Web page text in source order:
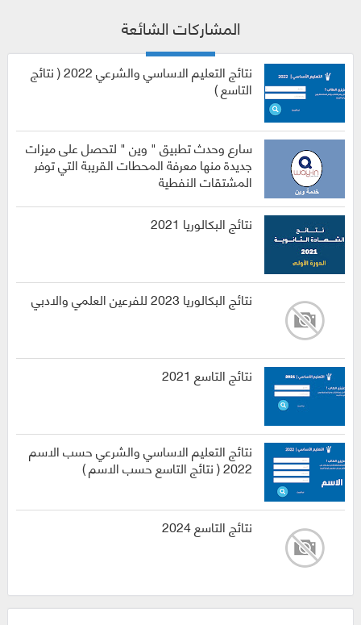
المشاركات الشائعة
نتائج التعليم الاساسي والشرعي 2022 ( نتائج
التاسع )
سارع وحدث تطبيق " وين " لتحصل على ميزات
جديدة منها معرفة المحطات القريبة التي توفر
المشتقات النفطية
نتائج البكالوريا 2021
نتائج البكالوريا 2023 للفرعين العلمي والادبي
نتائج التاسع 2021
نتائج التعليم الاساسي والشرعي حسب الاسم
2022 ( نتائج التاسع حسب الاسم )
نتائج التاسع 2024